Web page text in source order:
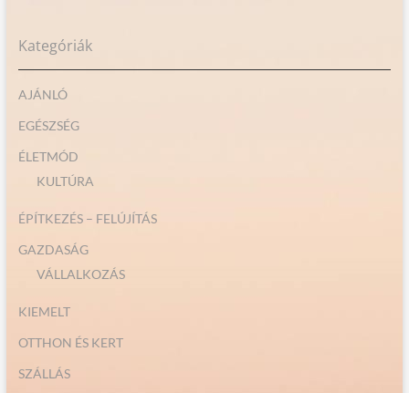
Kategóriák
AJÁNLÓ
EGÉSZSÉG
ÉLETMÓD
KULTÚRA
ÉPÍTKEZÉS – FELÚJÍTÁS
GAZDASÁG
VÁLLALKOZÁS
KIEMELT
OTTHON ÉS KERT
SZÁLLÁS